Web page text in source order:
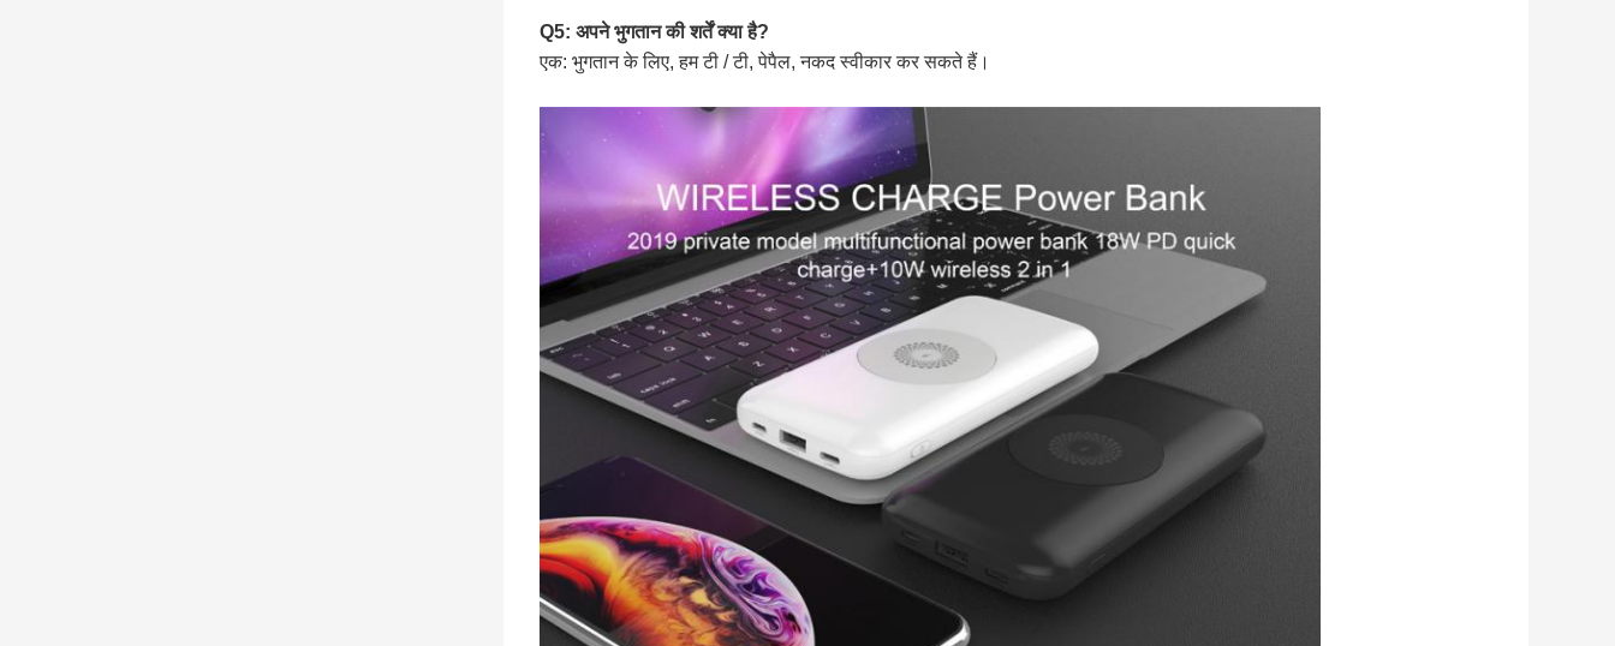
Q5: अपने भुगतान की शर्तें क्या है?
एक: भुगतान के लिए, हम टी / टी, पेपैल, नकद स्वीकार कर सकते हैं।